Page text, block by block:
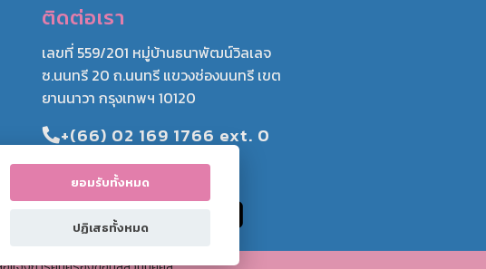
ติดต่อเรา
เลขที่ 559/201 หมู่บ้านธนาพัฒน์วิลเลจ
ซ.นนทรี 20 ถ.นนทรี แขวงช่องนนทรี เขต
ยานนาวา กรุงเทพฯ 10120
+(66) 02 169 1766 ext. 0
+(66) 062-391-2666
ยอมรับทั้งหมด
ปฏิเสธทั้งหมด